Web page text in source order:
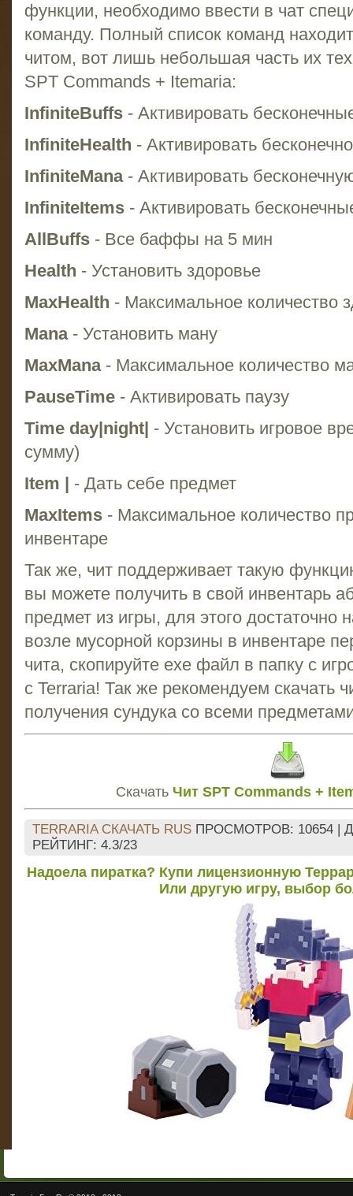
функции, необходимо ввести в чат
команду. Полный список команд
читом, вот лишь небольшая часть их
SPT Commands + Itemaria:
InfiniteBuffs - Активировать
InfiniteHealth - Активировать
InfiniteMana- Активировать
InfiniteItems - Активировать
AllBuffs - Все баффы на 5 мин
Health - Установить здоровье
MaxHealth - Максимальное количество
Mana- Установить ману
MaxMana- Максимальное количество
PauseTime - Активировать паузу
Time day|night| - Установить игровое
сумму)
Item | - Дать себе предмет
MaxItems - Максимальное количество
инвентаре
Так же, чит поддерживает такую
вы можете получить в свой инвентарь
предмет из игры, для этого достаточно
возле мусорной корзины в инвентаре
чита, скопируйте exe файл в папку с
с Terraria! Так же рекомендуем скачать
получения сундука со всеми
Скачать Чит SPT Commands +
TERRARIA СКАЧАТЬ RUS ПРОСМОТРОВ: 10654 |
РЕЙТИНГ: 4.3/23
Надоела пиратка? Купи лицензионную
Или другую игру, выбор